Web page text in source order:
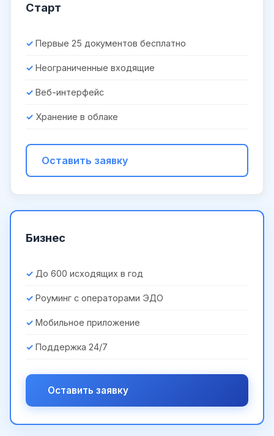
Старт
Первые 25 документов бесплатно
Неограниченные входящие
Веб-интерфейс
Хранение в облаке
Оставить заявку
Бизнес
До 600 исходящих в год
Роуминг с операторами ЭДО
Мобильное приложение
Поддержка 24/7
Оставить заявку